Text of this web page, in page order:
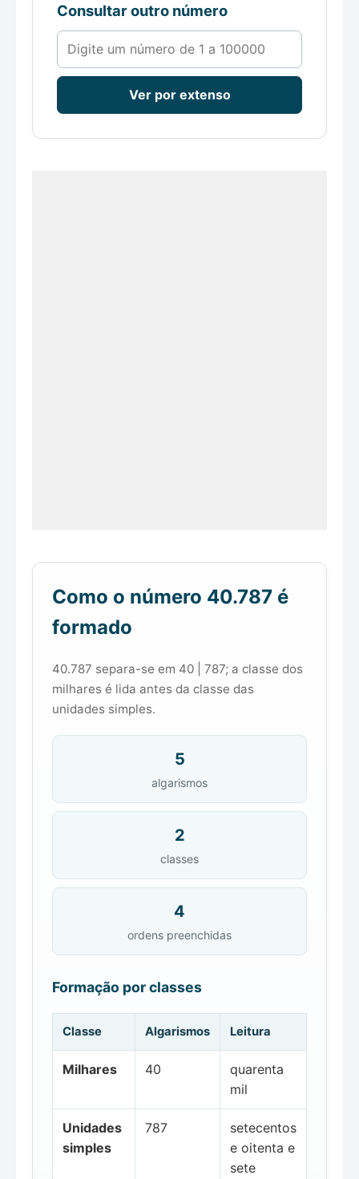
Consultar outro número
Número de 1 a 100000
Ver por extenso
Como o número 40.787 é
formado
40.787 separa-se em 40 | 787; a classe dos
milhares é lida antes da classe das
unidades simples.
5
algarismos
2
classes
4
ordens preenchidas
Formação por classes
Classe Algarismos Leitura
Milhares 40
quarenta
mil
Unidades
simples
787
setecentos
e oitenta e
sete